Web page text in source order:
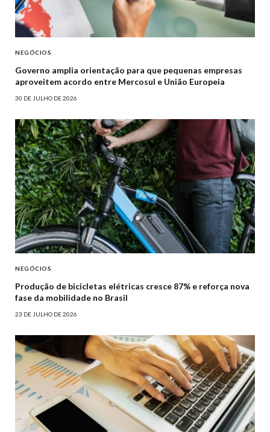
NEGÓCIOS
Governo amplia orientação para que pequenas empresas
aproveitem acordo entre Mercosul e União Europeia
30 DE JULHO DE 2026
NEGÓCIOS
Produção de bicicletas elétricas cresce 87% e reforça nova
fase da mobilidade no Brasil
23 DE JULHO DE 2026